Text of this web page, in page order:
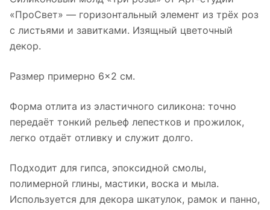
«ПроСвет» — горизонтальный элемент из трёх роз
с листьями и завитками. Изящный цветочный
декор.
Размер примерно 6×2 см.
Форма отлита из эластичного силикона: точно
передаёт тонкий рельеф лепестков и прожилок,
легко отдаёт отливку и служит долго.
Подходит для гипса, эпоксидной смолы,
полимерной глины, мастики, воска и мыла.
Используется для декора шкатулок, рамок и панно,